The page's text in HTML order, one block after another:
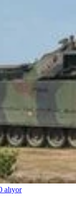
alıyor